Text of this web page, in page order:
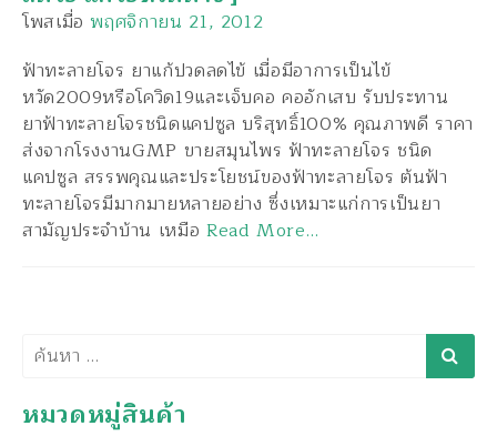
โพสเมื่อ พฤศจิกายน 21, 2012
ฟ้าทะลายโจร ยาแก้ปวดลดไข้ เมื่อมีอาการเป็นไข้
หวัด2009หรือโควิด19และเจ็บคอ คออักเสบ รับประทาน
ยาฟ้าทะลายโจรชนิดแคปซูล บริสุทธิ์100% คุณภาพดี ราคา
ส่งจากโรงงานGMP ขายสมุนไพร ฟ้าทะลายโจร ชนิด
แคปซูล สรรพคุณและประโยชน์ของฟ้าทะลายโจร ต้นฟ้า
ทะลายโจรมีมากมายหลายอย่าง ซึ่งเหมาะแก่การเป็นยา
สามัญประจำบ้าน เหมือ Read More…
ค้นหา
หมวดหมู่สินค้า